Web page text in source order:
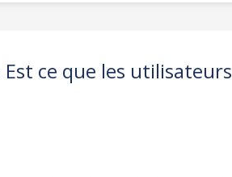
ce que les utilisateurs